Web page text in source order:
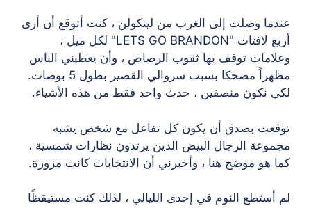
عندما وصلت إلى الغرب من لينكولن ، كنت أتوقع أن أرى
أربع لافتات "LETS GO BRANDON" لكل ميل ،
وعلامات توقف بها ثقوب الرصاص ، وأن يعطيني الناس
مظهراً مضحكا بسبب سروالي القصير بطول 5 بوصات.
لكي نكون منصفين ، حدث واحد فقط من هذه الأشياء.
توقعت بصدق أن يكون كل تفاعل مع شخص يشبه
مجموعة الرجال البيض الذين يرتدون نظارات شمسية ،
كما هو موضح هنا ، وأخبرني أن الانتخابات كانت مزورة.
لم أستطع النوم في إحدى الليالي ، لذلك كنت مستيقظًا